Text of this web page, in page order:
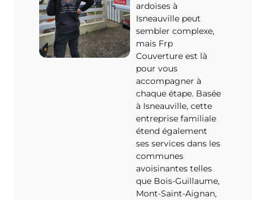
ardoises à
Isneauville peut
sembler complexe,
mais Frp
Couverture est là
pour vous
accompagner à
chaque étape. Basée
à Isneauville, cette
entreprise familiale
étend également
ses services dans les
communes
avoisinantes telles
que Bois-Guillaume,
Mont-Saint-Aignan,